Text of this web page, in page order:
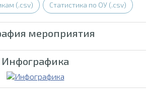
(.csv) Статистика по ОУ (.csv)
мероприятия
Инфографика